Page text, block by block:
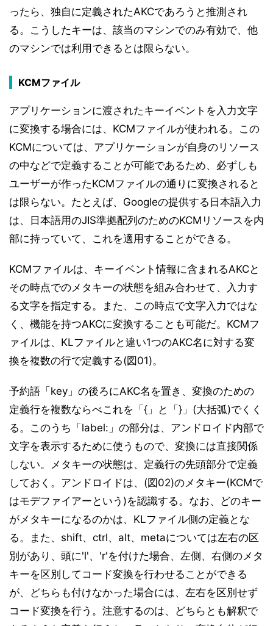
ったら、独自に定義されたAKCであろうと推測され
る。こうしたキーは、該当のマシンでのみ有効で、他
のマシンでは利用できるとは限らない。
KCMファイル
アプリケーションに渡されたキーイベントを入力文字
に変換する場合には、KCMファイルが使われる。この
KCMについては、アプリケーションが自身のリソース
の中などで定義することが可能であるため、必ずしも
ユーザーが作ったKCMファイルの通りに変換されると
は限らない。たとえば、Googleの提供する日本語入力
は、日本語用のJIS準拠配列のためのKCMリソースを内
部に持っていて、これを適用することができる。
KCMファイルは、キーイベント情報に含まれるAKCと
その時点でのメタキーの状態を組み合わせて、入力す
る文字を指定する。また、この時点で文字入力ではな
く、機能を持つAKCに変換することも可能だ。KCMフ
ァイルは、KLファイルと違い1つのAKC名に対する変
換を複数の行で定義する(図01)。
予約語「key」の後ろにAKC名を置き、変換のための
定義行を複数ならべこれを「{」と「}」(大括弧)でくく
る。このうち「label:」の部分は、アンドロイド内部で
文字を表示するために使うもので、変換には直接関係
しない。メタキーの状態は、定義行の先頭部分で定義
しておく。アンドロイドは、(図02)のメタキー(KCMで
はモデファイアーという)を認識する。なお、どのキー
がメタキーになるのかは、KLファイル側の定義とな
る。また、shift、ctrl、alt、metaについては左右の区
別があり、頭に'l'、'r'を付けた場合、左側、右側のメタ
キーを区別してコード変換を行わせることができる
が、どちらも付けなかった場合には、左右を区別せず
コード変換を行う。注意するのは、どちらとも解釈で